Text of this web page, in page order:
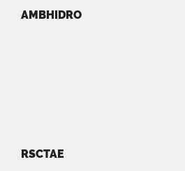
AMBHIDRO
RSCTAE